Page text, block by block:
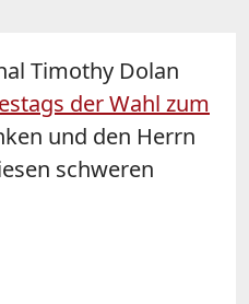
Timothy Dolan
der Wahl zum
und den Herrn
schweren